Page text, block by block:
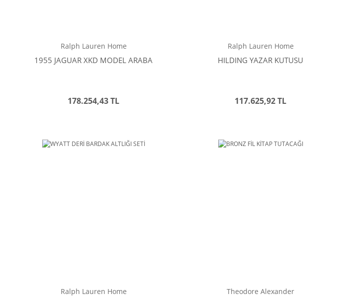
Ralph Lauren Home
1955 JAGUAR XKD MODEL ARABA
178.254,43 TL
Ralph Lauren Home
HILDING YAZAR KUTUSU
117.625,92 TL
Ralph Lauren Home Theodore Alexander